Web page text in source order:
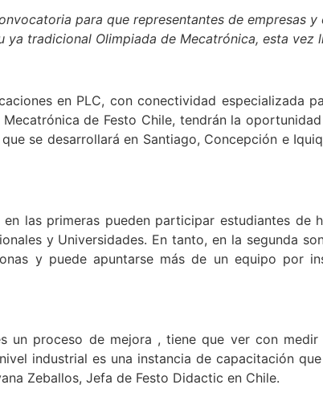
para que representantes de empresas
tradicional Olimpiada de Mecatrónica, esta vez
en PLC, con conectividad especializada
de Festo Chile, tendrán la
se desarrollará en Santiago, Concepción e
las primeras pueden participar estudiantes de
y Universidades. En tanto, en la segunda
y puede apuntarse más de un equipo por
un proceso de mejora , tiene que ver con
industrial es una instancia de capacitación
Zeballos, Jefa de Festo Didactic en Chile.